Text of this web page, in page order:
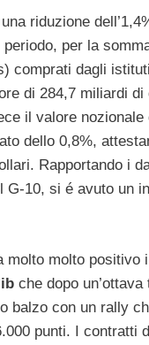
riduzione
per la
comprati dagli
di 284,7 miliardi di
il valore nozionale
dello 0,8%,
Rapportando i
G-10, si é avuto un
molto molto positivo
che dopo
balzo con un rally
punti. I contratti